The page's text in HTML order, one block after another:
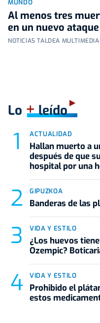
MUNDO
Al menos tres
en un nuevo
NOTICIAS TALDEA MULTIMEDIA
Lo +leído
ACTUALIDAD
Hallan muerto a
después de que
hospital por una
GIPUZKOA
Banderas de las
VIDA Y ESTILO
¿Los huevos
Ozempic?
VIDA Y ESTILO
Prohibido el
estos